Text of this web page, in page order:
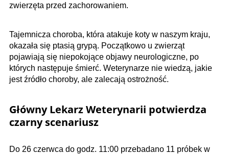
zwierzęta przed zachorowaniem.
Tajemnicza choroba, która atakuje koty w naszym kraju,
okazała się ptasią grypą. Początkowo u zwierząt
pojawiają się niepokojące objawy neurologiczne, po
których następuje śmierć. Weterynarze nie wiedzą, jakie
jest źródło choroby, ale zalecają ostrożność.
Główny Lekarz Weterynarii potwierdza
czarny scenariusz
Do 26 czerwca do godz. 11:00 przebadano 11 próbek w